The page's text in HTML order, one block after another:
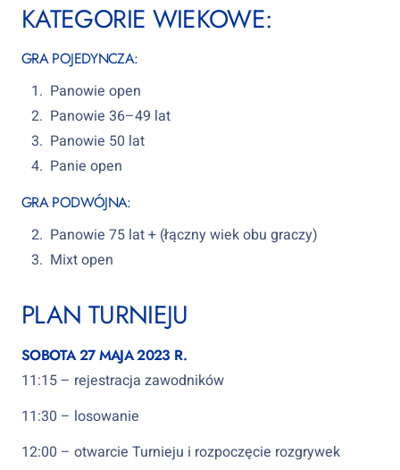
KATEGORIE WIEKOWE:
GRA POJEDYNCZA:
Panowie open
Panowie 36–49 lat
Panowie 50 lat
Panie open
GRA PODWÓJNA:
Panowie 75 lat + (łączny wiek obu graczy)
Mixt open
PLAN TURNIEJU
SOBOTA 27 MAJA 2023 R.
11:15 – rejestracja zawodników
11:30 – losowanie
12:00 – otwarcie Turnieju i rozpoczęcie rozgrywek